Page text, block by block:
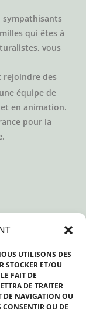
UTILISONS DES
STOCKER ET/OU
FAIT DE
DE TRAITER
DE NAVIGATION OU
CONSENTIR OU DE
sympathisants
qui êtes à
vous
rejoindre des
équipe de
en animation.
pour la